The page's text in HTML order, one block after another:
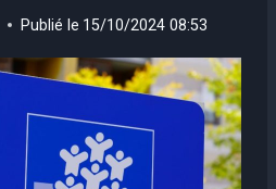
Publié le 15/10/2024 08:53